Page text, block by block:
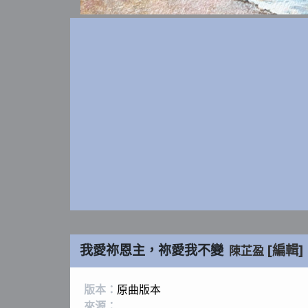
我愛祢恩主，祢愛我不變 陳芷盈 [編輯]
版本： 原曲版本